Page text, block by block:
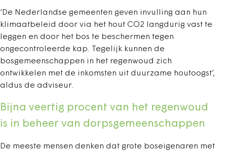
‘De Nederlandse gemeenten geven invulling aan hun
klimaatbeleid door via het hout CO2 langdurig vast te
leggen en door het bos te beschermen tegen
ongecontroleerde kap. Tegelijk kunnen de
bosgemeenschappen in het regenwoud zich
ontwikkelen met de inkomsten uit duurzame houtoogst’,
aldus de adviseur.
Bijna veertig procent van het regenwoud
is in beheer van dorpsgemeenschappen
De meeste mensen denken dat grote boseigenaren met